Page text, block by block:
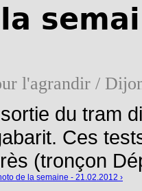
l'agrandir /
du tram
Ces
(tronçon
de la semaine - 21.02.2012 ›